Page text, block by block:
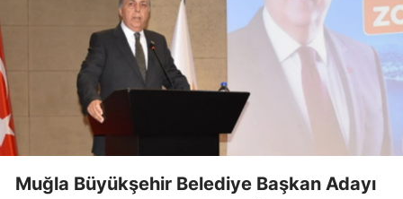
Muğla Büyükşehir Belediye Başkan Adayı